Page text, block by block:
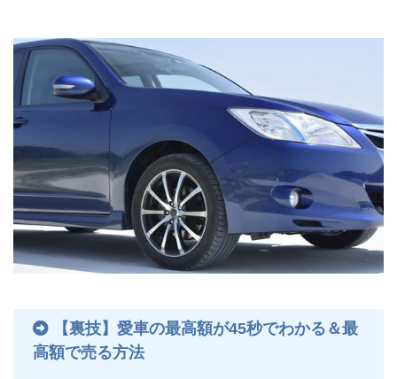
【裏技】愛車の最高額が45秒でわかる＆最
高額で売る方法